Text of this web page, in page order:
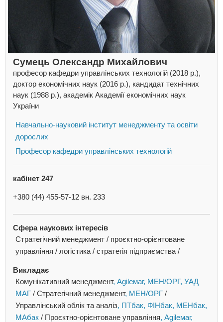
Сумець Олександр Михайлович
професор кафедри управлінських технологій (2018 р.),
доктор економічних наук (2016 р.), кандидат технічних
наук (1988 р.), академік Академії економічних наук
України
Навчально-науковий інститут менеджменту та освіти
дорослих
Професор кафедри управлінських технологій
кабінет 247
+380 (44) 455-57-12 вн. 233
Сфера наукових інтересів
Стратегічний менеджмент / проєктно-орієнтоване
управління / логістика / стратегія підприємства /
Викладає
Комунікативний менеджмент, Agileмаг, МЕН/ОРГ, УАД
МАГ / Стратегічний менеджмент, МЕН/ОРГ /
Управлінський облік та аналіз, ПТбак, ФІНбак, МЕНбак,
МАбак / Проєктно-орієнтоване управління, Agileмаг,